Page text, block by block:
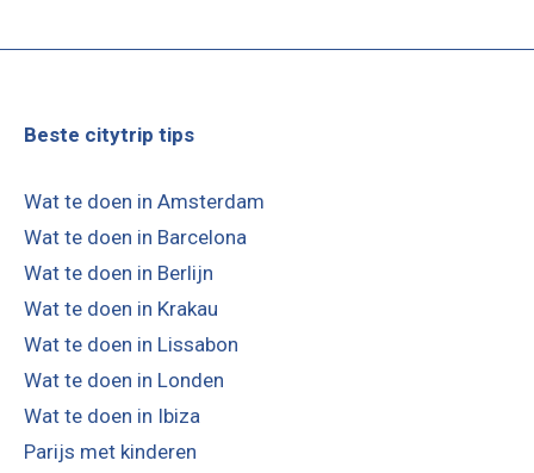
Beste citytrip tips
Wat te doen in Amsterdam
Wat te doen in Barcelona
Wat te doen in Berlijn
Wat te doen in Krakau
Wat te doen in Lissabon
Wat te doen in Londen
Wat te doen in Ibiza
Parijs met kinderen